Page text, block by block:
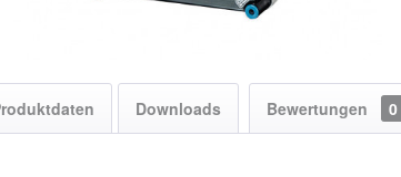
Downloads Bewertungen 0